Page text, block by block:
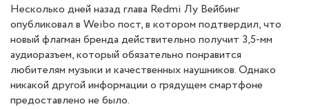
Несколько дней назад глава Redmi Лу Вейбинг
опубликовал в Weibo пост, в котором подтвердил, что
новый флагман бренда действительно получит 3,5-мм
аудиоразъем, который обязательно понравится
любителям музыки и качественных наушников. Однако
никакой другой информации о грядущем смартфоне
предоставлено не было.